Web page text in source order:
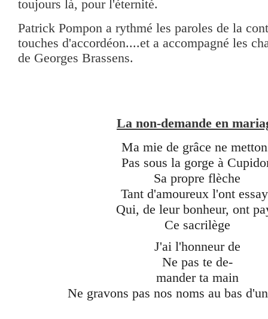
toujours là, pour l'éternité.
Patrick Pompon a rythmé les paroles de la
touches d'accordéon....et a accompagné les
de Georges Brassens.
La non-demande en
Ma mie de grâce ne
Pas sous la gorge à
Sa propre flèche
Tant d'amoureux l'ont
Qui, de leur bonheur, ont
Ce sacrilège
J'ai l'honneur de
Ne pas te de-
mander ta main
Ne gravons pas nos noms au bas